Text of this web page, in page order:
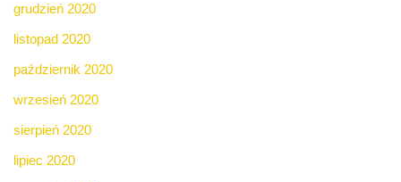
grudzień 2020
listopad 2020
październik 2020
wrzesień 2020
sierpień 2020
lipiec 2020